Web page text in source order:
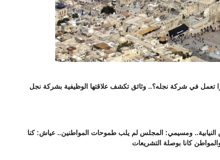
تعمل في شركة نجله؟.. وثائق تكشف علاقتها الوظيفية بشركة نجل
ومسيمي: المجلس لم يلب طموحات المواطنين.. عياش: كنا
كانا بوصلة التشريعات